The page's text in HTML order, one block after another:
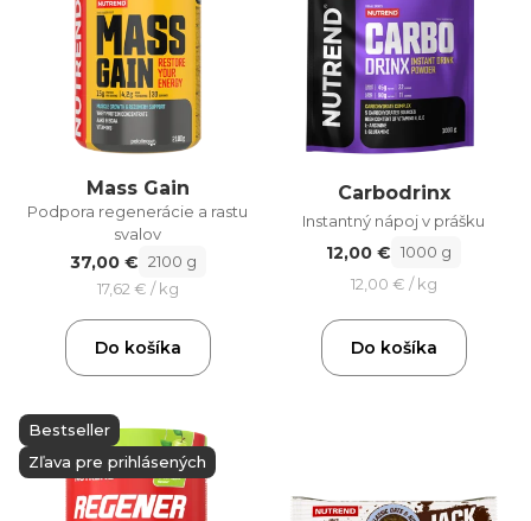
Mass Gain
Podpora regenerácie a rastu
svalov
37,00 € 2100 g
17,62 € / kg
Do košíka
Carbodrinx
Instantný nápoj v prášku
12,00 € 1000 g
12,00 € / kg
Do košíka
Bestseller
Zľava pre prihlásených